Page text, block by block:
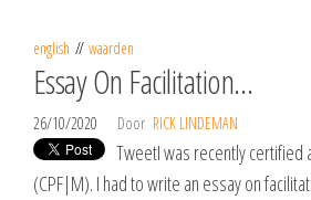
english waarden
Essay On Facilitation…
26/10/2020 Door RICK LINDEMAN
TweetI was recently certified
(CPF|M). I had to write an essay on